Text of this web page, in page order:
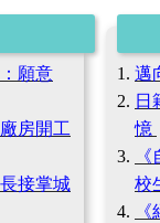
願意
房開工
接掌城
邁
日
憶
校